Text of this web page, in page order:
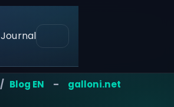
Journal
/ Blog EN – galloni.net